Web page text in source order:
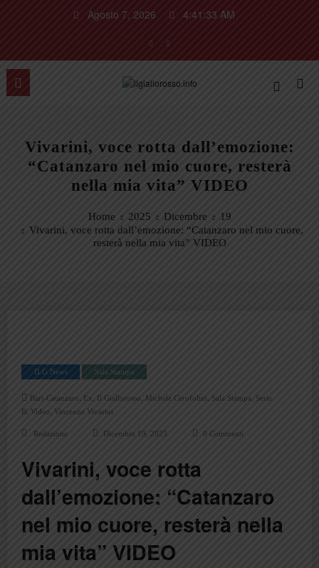
Agosto 7, 2026 4:41:33 AM
Vivarini, voce rotta dall’emozione:
“Catanzaro nel mio cuore, resterà
nella mia vita” VIDEO
Home 2025 Dicembre
19
Vivarini, voce rotta dall’emozione: “Catanzaro nel mio cuore,
resterà nella mia vita” VIDEO
ILG News Sala Stampa
Bari-Catanzaro Ex Il Giallorosso Michele Cerofolini Sala Stampa
Serie
B
Video Vincenzo Vivarini
Redazione Dicembre 19, 2025 0 Commenti
Vivarini, voce rotta
dall’emozione: “Catanzaro
nel mio cuore, resterà nella
mia vita” VIDEO